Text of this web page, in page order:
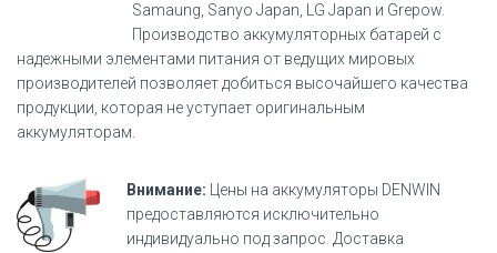
Samaung, Sanyo Japan, LG Japan и Grepow.
Производство аккумуляторных батарей с
надежными элементами питания от ведущих мировых
производителей позволяет добиться высочайшего качества
продукции, которая не уступает оригинальным
аккумуляторам.
Внимание: Цены на аккумуляторы DENWIN
предоставляются исключительно
индивидуально под запрос. Доставка